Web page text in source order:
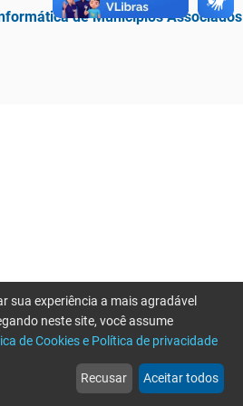
de Municípios Associados
web
Notícias
more_horiz
Mais
sua experiência a mais agradável
neste site, você assume
de Cookies e Política de privacidade
Recusar Aceitar todos
por favor tente novamente